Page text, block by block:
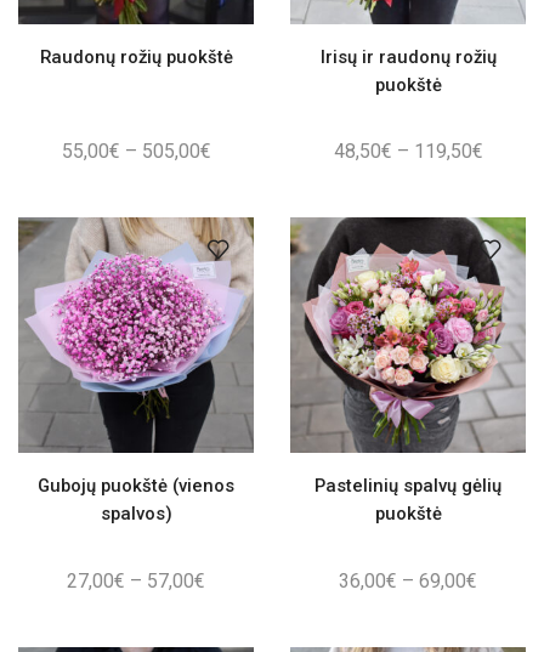
Raudonų rožių puokštė
55,00€ – 505,00€Price
through
505,00€
Irisų ir raudonų rožių
puokštė
48,50€ – 119,50€Price
through
Gubojų puokštė (vienos
spalvos)
27,00€ – 57,00€
Pastelinių spalvų gėlių
puokštė
36,00€ – 69,00€